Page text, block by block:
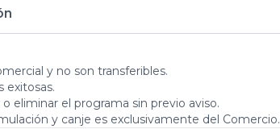
y no son transferibles.
exitosas.
eliminar el programa sin previo aviso.
y canje es exclusivamente del Comercio.